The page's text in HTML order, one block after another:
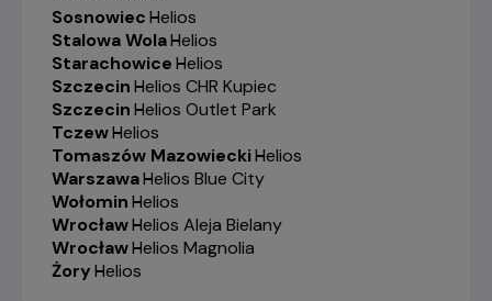
Sosnowiec-
Helios
Stalowa Wola-
Helios
Starachowice-
Helios
Szczecin-
Helios CHR Kupiec
Szczecin-
Helios Outlet Park
Tczew-
Helios
Tomaszów Mazowiecki-
Helios
Warszawa-
Helios Blue City
Wołomin-
Helios
Wrocław-
Helios Aleja Bielany
Wrocław-
Helios Magnolia
Żory-
Helios